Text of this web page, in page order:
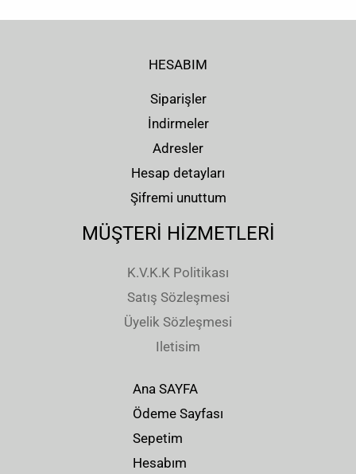
HESABIM
Siparişler
İndirmeler
Adresler
Hesap detayları
Şifremi unuttum
MÜŞTERİ HİZMETLERİ
K.V.K.K Politikası
Satış Sözleşmesi
Üyelik Sözleşmesi
Iletisim
Ana SAYFA
Ödeme Sayfası
Sepetim
Hesabım